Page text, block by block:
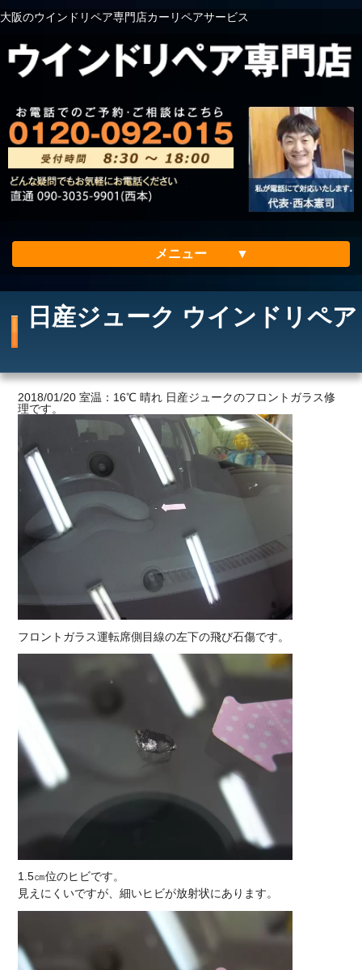
大阪のウインドリペア専門店カーリペアサービス
メニュー
会社案内
ご利用の流れ
価格
日産ジューク ウインドリペア
2018/01/20 室温：16℃ 晴れ 日産ジュークのフロントガラス修
理です。
フロントガラス運転席側目線の左下の飛び石傷です。
1.5㎝位のヒビです。
見えにくいですが、細いヒビが放射状にあります。